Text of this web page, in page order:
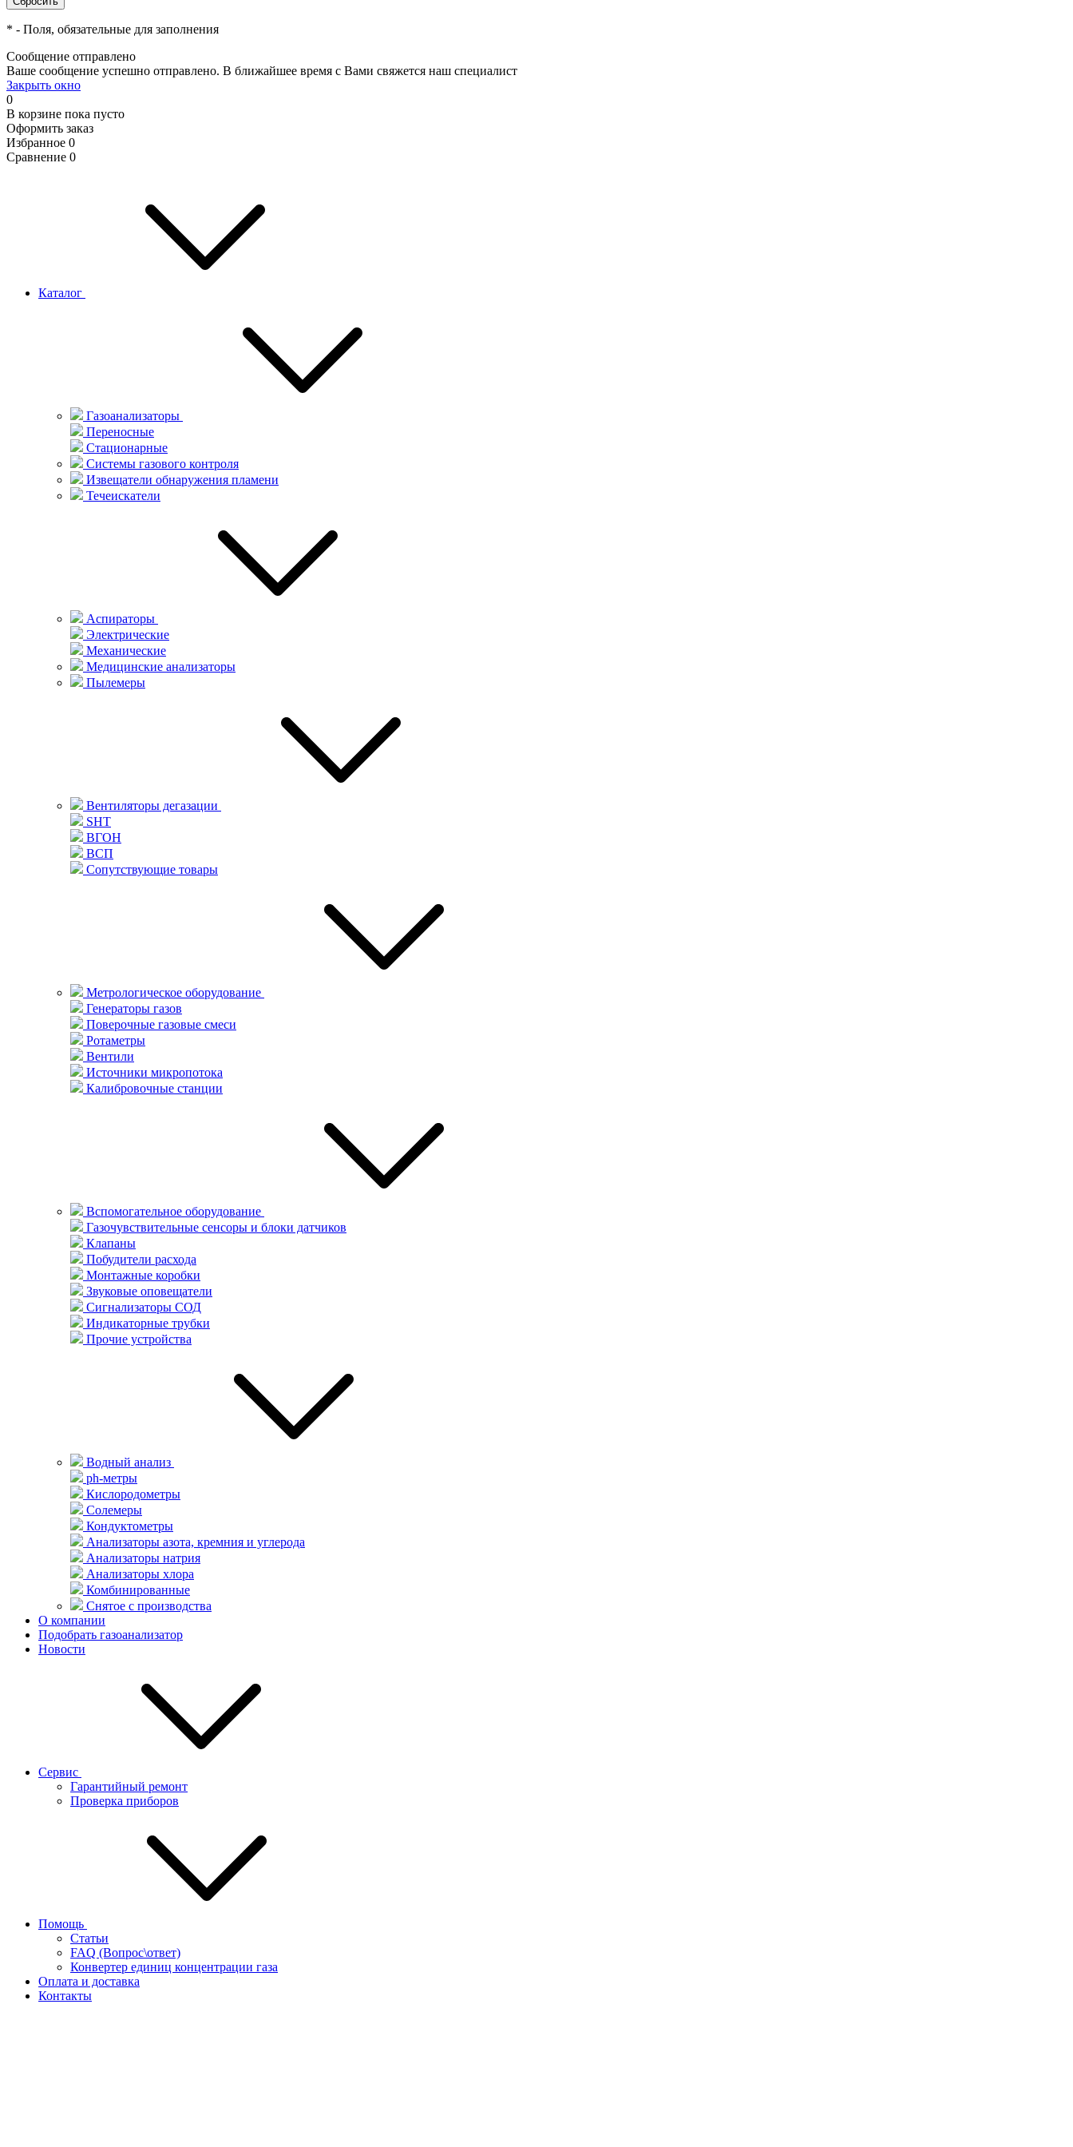
* - Поля, обязательные для заполнения
Сообщение отправлено
Ваше сообщение успешно отправлено. В ближайшее время с Вами свяжется наш специалист
Закрыть окно
0
В корзине пока пусто
Оформить заказ
Избранное 0
Сравнение 0
Каталог
Газоанализаторы
Переносные
Стационарные
Системы газового контроля
Извещатели обнаружения пламени
Течеискатели
Аспираторы
Электрические
Механические
Медицинские анализаторы
Пылемеры
Вентиляторы дегазации
SHT
ВГОН
ВСП
Сопутствующие товары
Метрологическое оборудование
Генераторы газов
Поверочные газовые смеси
Ротаметры
Вентили
Источники микропотока
Калибровочные станции
Вспомогательное оборудование
Газочувствительные сенсоры и блоки датчиков
Клапаны
Побудители расхода
Монтажные коробки
Звуковые оповещатели
Сигнализаторы СОД
Индикаторные трубки
Прочие устройства
Водный анализ
ph-метры
Кислородометры
Солемеры
Кондуктометры
Анализаторы азота, кремния и углерода
Анализаторы натрия
Анализаторы хлора
Комбинированные
Снятое с производства
О компании
Подобрать газоанализатор
Новости
Сервис
Гарантийный ремонт
Проверка приборов
Помощь
Статьи
FAQ (Вопрос\ответ)
Конвертер единиц концентрации газа
Оплата и доставка
Контакты